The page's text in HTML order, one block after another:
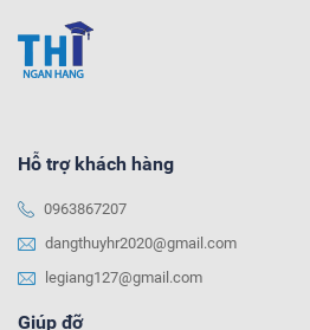
Hỗ trợ khách hàng
0963867207
dangthuyhr2020@gmail.com
legiang127@gmail.com
Giúp đỡ